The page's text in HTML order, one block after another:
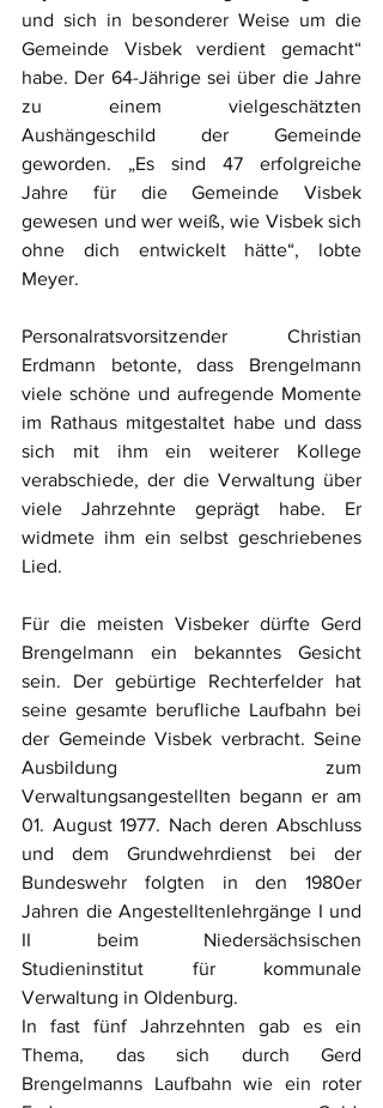
und sich in besonderer Weise um die
Gemeinde Visbek verdient gemacht“
habe. Der 64-Jährige sei über die Jahre
zu einem vielgeschätzten
Aushängeschild der Gemeinde
geworden. „Es sind 47 erfolgreiche
Jahre für die Gemeinde Visbek
gewesen und wer weiß, wie Visbek sich
ohne dich entwickelt hätte“, lobte
Meyer.
Personalratsvorsitzender Christian
Erdmann betonte, dass Brengelmann
viele schöne und aufregende Momente
im Rathaus mitgestaltet habe und dass
sich mit ihm ein weiterer Kollege
verabschiede, der die Verwaltung über
viele Jahrzehnte geprägt habe. Er
widmete ihm ein selbst geschriebenes
Lied.
Für die meisten Visbeker dürfte Gerd
Brengelmann ein bekanntes Gesicht
sein. Der gebürtige Rechterfelder hat
seine gesamte berufliche Laufbahn bei
der Gemeinde Visbek verbracht. Seine
Ausbildung zum
Verwaltungsangestellten begann er am
01. August 1977. Nach deren Abschluss
und dem Grundwehrdienst bei der
Bundeswehr folgten in den 1980er
Jahren die Angestelltenlehrgänge I und
II beim Niedersächsischen
Studieninstitut für kommunale
Verwaltung in Oldenburg.
In fast fünf Jahrzehnten gab es ein
Thema, das sich durch Gerd
Brengelmanns Laufbahn wie ein roter